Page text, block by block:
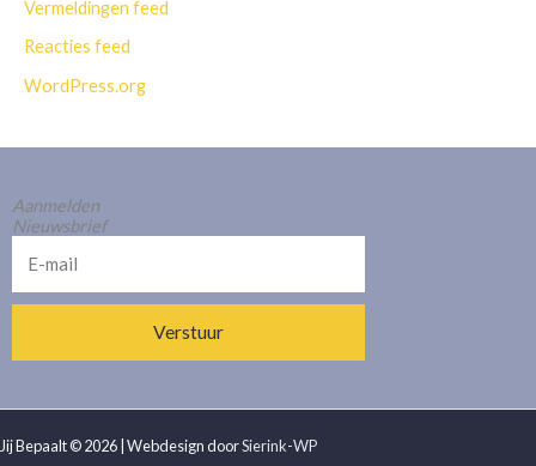
Vermeldingen feed
Reacties feed
WordPress.org
Aanmelden
Nieuwsbrief
mail
Verstuur
Jij Bepaalt © 2026 | Webdesign doorSierink-WP